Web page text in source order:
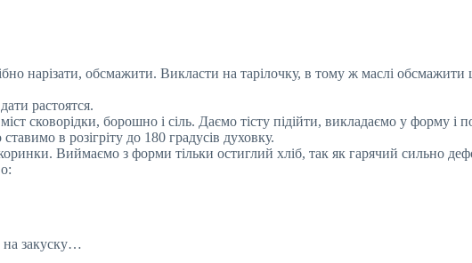
нарізати, обсмажити. Викласти на тарілочку, в тому ж маслі
растоятся.
сковорідки, борошно і сіль. Даємо тісту підійти, викладаємо у форму і
в розігріту до 180 градусів духовку.
Виймаємо з форми тільки остиглий хліб, так як гарячий сильно
на закуску…